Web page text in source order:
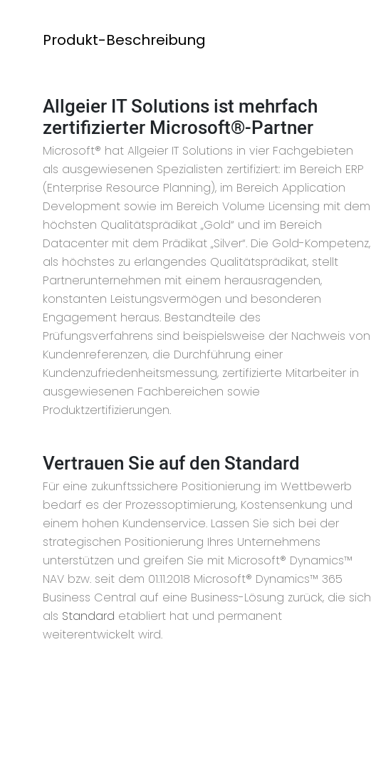
Produkt-Beschreibung
Allgeier IT Solutions ist mehrfach
zertifizierter Microsoft®-Partner
Microsoft® hat Allgeier IT Solutions in vier Fachgebieten
als ausgewiesenen Spezialisten zertifiziert: im Bereich ERP
(Enterprise Resource Planning), im Bereich Application
Development sowie im Bereich Volume Licensing mit dem
höchsten Qualitätsprädikat „Gold“ und im Bereich
Datacenter mit dem Prädikat „Silver“. Die Gold-Kompetenz,
als höchstes zu erlangendes Qualitätsprädikat, stellt
Partnerunternehmen mit einem herausragenden,
konstanten Leistungsvermögen und besonderen
Engagement heraus. Bestandteile des
Prüfungsverfahrens sind beispielsweise der Nachweis von
Kundenreferenzen, die Durchführung einer
Kundenzufriedenheitsmessung, zertifizierte Mitarbeiter in
ausgewiesenen Fachbereichen sowie
Produktzertifizierungen.
Vertrauen Sie auf den Standard
Für eine zukunftssichere Positionierung im Wettbewerb
bedarf es der Prozessoptimierung, Kostensenkung und
einem hohen Kundenservice. Lassen Sie sich bei der
strategischen Positionierung Ihres Unternehmens
unterstützen und greifen Sie mit Microsoft® Dynamics™
NAV bzw. seit dem 01.11.2018 Microsoft® Dynamics™ 365
Business Central auf eine Business-Lösung zurück, die sich
als Standard etabliert hat und permanent
weiterentwickelt wird.